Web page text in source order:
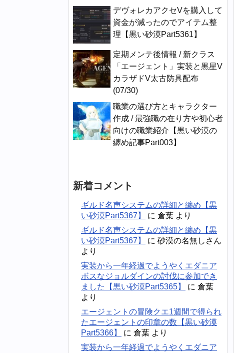
デヴォレカアクセVを購入して
資金が減ったのでアイテム整
理【黒い砂漠Part5361】
定期メンテ後情報 / 新クラス
「エージェント」実装と黒星V
カラザドV太古防具配布
(07/30)
職業の選び方とキャラクター
作成 / 最強職の在り方や初心者
向けの職業紹介【黒い砂漠の
纏め記事Part003】
新着コメント
ギルド名声システムの詳細と纏め【黒
い砂漠Part5367】
に 倉葉 より
ギルド名声システムの詳細と纏め【黒
い砂漠Part5367】
に 砂漠の名無しさん
より
実装から一年経過でようやくエダニア
ボスなジョルダインの討伐に参加でき
ました【黒い砂漠Part5365】
に 倉葉
より
エージェントの冒険クエ1週間で得られ
たエージェントの印章の数【黒い砂漠
Part5366】
に 倉葉 より
実装から一年経過でようやくエダニア